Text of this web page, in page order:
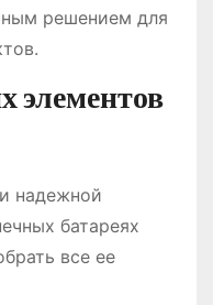
решением для
элементов
надежной
батареях
все ее